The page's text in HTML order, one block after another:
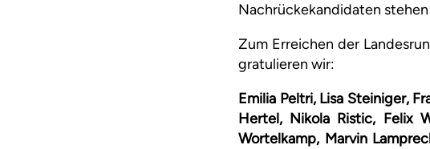
Nachrückekandidaten
Zum Erreichen der
gratulieren wir:
Emilia Peltri, Lisa Steiniger,
Hertel, Nikola Ristic, Felix
Wortelkamp, Marvin